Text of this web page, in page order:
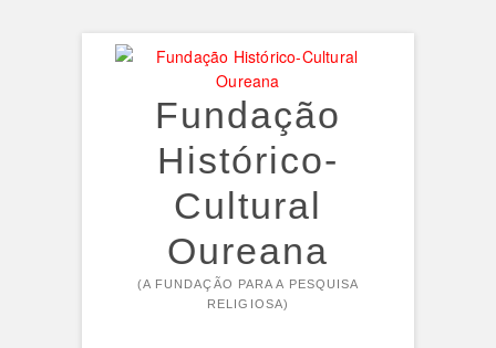
Fundação
Histórico-
Cultural
Oureana
(A FUNDAÇÃO PARA A PESQUISA
RELIGIOSA)